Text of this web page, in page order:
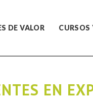
DE VALOR CURSOS
EN